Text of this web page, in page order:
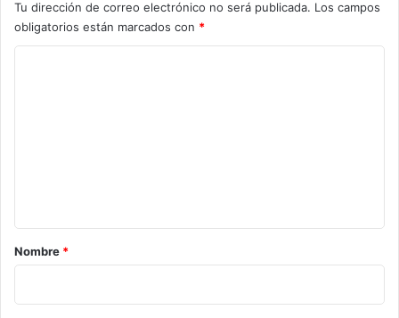
Tu dirección de correo electrónico no será publicada. Los campos
obligatorios están marcados con *
r
o
Nombre *